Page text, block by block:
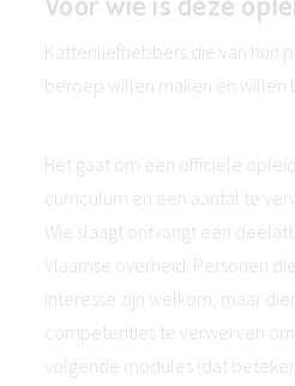
Kattenliefhebbers die van hun
beroep willen maken en willen
Het gaat om een officiële
curriculum en een aantal te
Wie slaagt ontvangt een
Vlaamse overheid. Personen
interesse zijn welkom, maar
competenties te verwerven
volgende modules (dat